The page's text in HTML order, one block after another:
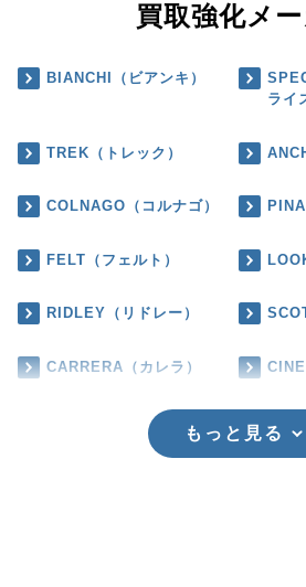
買取強化メ
BIANCHI（ビアンキ）
ライ
TREK（トレック）
COLNAGO（コルナゴ）
FELT（フェルト）
RIDLEY（リドレー）
CARRERA（カレラ）
もっと見る